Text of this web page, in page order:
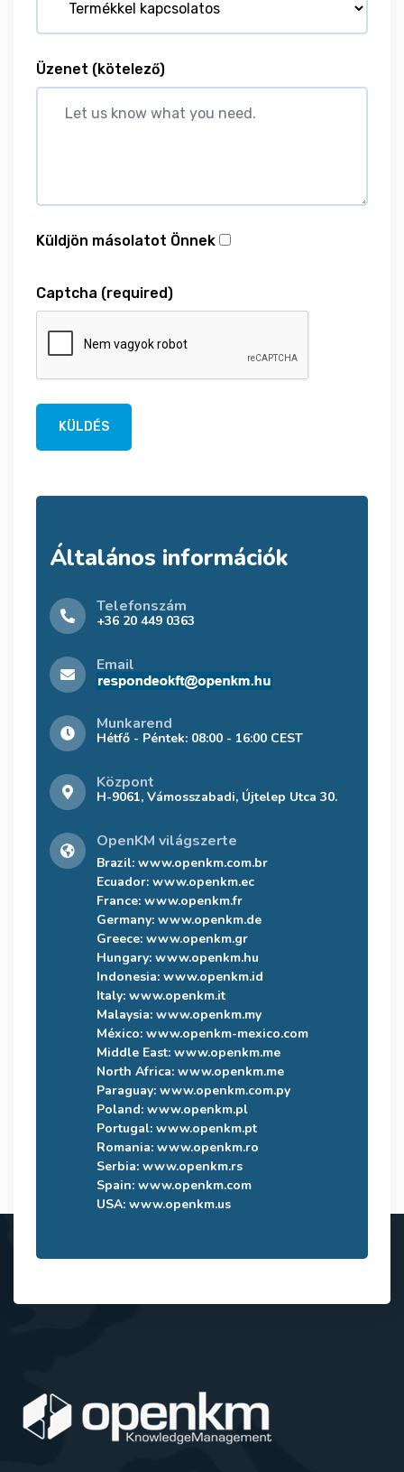
Üzenet (kötelező)
Küldjön másolatot Önnek
Captcha (required)
KÜLDÉS
Általános információk
Telefonszám
+36 20 449 0363
Email
Munkarend
Hétfő - Péntek: 08:00 - 16:00 CEST
Központ
H-9061, Vámosszabadi, Újtelep Utca 30.
OpenKM világszerte
Brazil: www.openkm.com.br
Ecuador: www.openkm.ec
France: www.openkm.fr
Germany: www.openkm.de
Greece: www.openkm.gr
Hungary: www.openkm.hu
Indonesia: www.openkm.id
Italy: www.openkm.it
Malaysia: www.openkm.my
México: www.openkm-mexico.com
Middle East: www.openkm.me
North Africa: www.openkm.me
Paraguay: www.openkm.com.py
Poland: www.openkm.pl
Portugal: www.openkm.pt
Romania: www.openkm.ro
Serbia: www.openkm.rs
Spain: www.openkm.com
USA: www.openkm.us